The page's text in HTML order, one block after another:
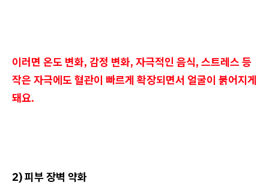
이러면 온도 변화, 감정 변화, 자극적인 음식, 스트레스 등
작은 자극에도 혈관이 빠르게 확장되면서 얼굴이 붉어지게
돼요.
2) 피부 장벽 약화